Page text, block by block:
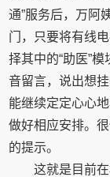
通”服务后，万阿
门，只要将有线
择其中的“助医”
音留言，说出想
能继续定定心心
做好相应安排。
的提示。
这就是目前